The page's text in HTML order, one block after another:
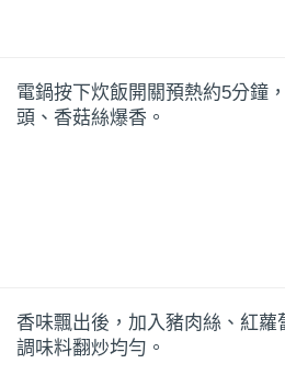
電鍋按下炊飯開關預熱約5分鐘
頭、香菇絲爆香。
香味飄出後，加入豬肉絲、紅蘿
調味料翻炒均勻。